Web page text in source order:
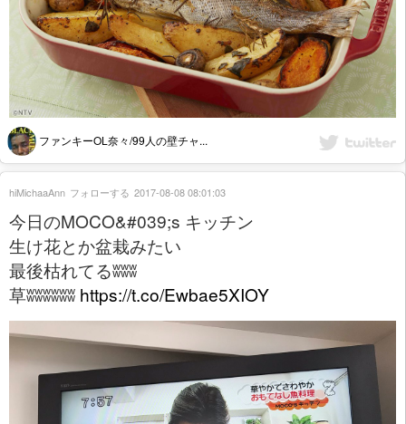
ファンキーOL奈々/99人の壁チャ...
今日のMOCO&#039;s キッチン
生け花とか盆栽みたい
最後枯れてるʬʬʬ
草ʬʬʬʬʬʬ https://t.co/Ewbae5XIOY
hiMichaaAnn フォローする 2017-08-08 08:01:03